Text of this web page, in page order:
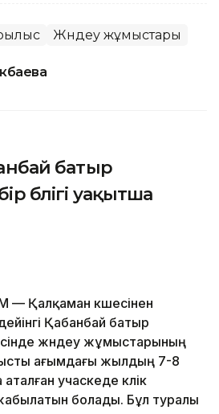
Жөндеу жұмыстары
батыр
бөлігі уақытша
— Қалқаман көшесінен
Қабанбай батыр
жөндеу жұмыстарының
ағымдағы жылдың 7-8
учаскеде көлік
болады. Бұл туралы